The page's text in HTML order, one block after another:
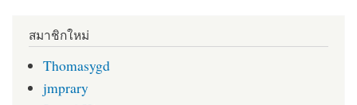
สมาชิกใหม่
Thomasygd
jmprary